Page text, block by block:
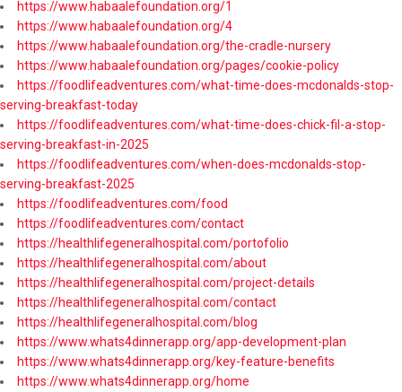
https://www.habaalefoundation.org/1
https://www.habaalefoundation.org/4
https://www.habaalefoundation.org/the-cradle-nursery
https://www.habaalefoundation.org/pages/cookie-policy
https://foodlifeadventures.com/what-time-does-mcdonalds-stop-
serving-breakfast-today
https://foodlifeadventures.com/what-time-does-chick-fil-a-stop-
serving-breakfast-in-2025
https://foodlifeadventures.com/when-does-mcdonalds-stop-
serving-breakfast-2025
https://foodlifeadventures.com/food
https://foodlifeadventures.com/contact
https://healthlifegeneralhospital.com/portofolio
https://healthlifegeneralhospital.com/about
https://healthlifegeneralhospital.com/project-details
https://healthlifegeneralhospital.com/contact
https://healthlifegeneralhospital.com/blog
https://www.whats4dinnerapp.org/app-development-plan
https://www.whats4dinnerapp.org/key-feature-benefits
https://www.whats4dinnerapp.org/home